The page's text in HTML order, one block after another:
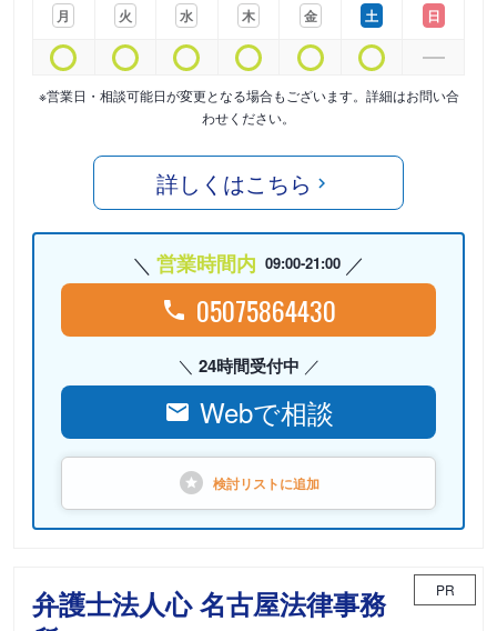
月
火
水
木
金
土
日
※営業日・相談可能日が変更となる場合もございます。詳細はお問い合
わせください。
詳しくはこちら
営業時間内 09:00-21:00
05075864430
24時間受付中
Webで相談
検討リストに追加
弁護士法人心 名古屋法律事務
PR